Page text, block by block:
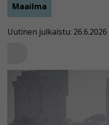
Maailma
Uutinen julkaistu: 26.6.2026